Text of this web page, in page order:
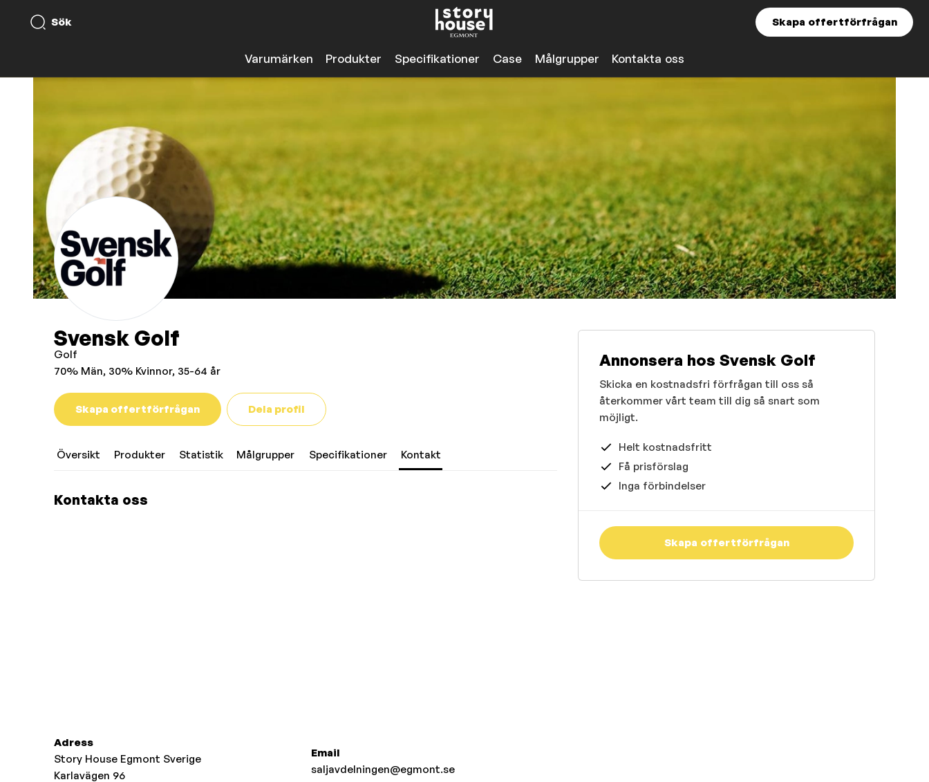
Sök Skapa offertförfrågan
Varumärken Produkter Specifikationer Case Målgrupper Kontakta oss
Svensk Golf
Golf
70% Män, 30% Kvinnor, 35-64 år
Skapa offertförfrågan Dela profil
Översikt Produkter Statistik Målgrupper Specifikationer Kontakt
Kontakta oss
Adress
Story House Egmont Sverige
Karlavägen 96
Email
saljavdelningen@egmont.se
Annonsera hos Svensk Golf
Skicka en kostnadsfri förfrågan till oss så
återkommer vårt team till dig så snart som
möjligt.
Helt kostnadsfritt
Få prisförslag
Inga förbindelser
Skapa offertförfrågan